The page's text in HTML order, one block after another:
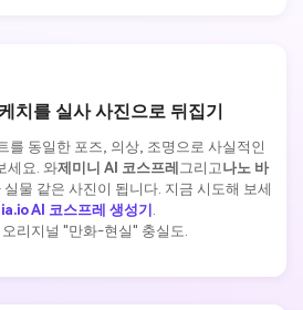
치를 실사 사진으로 뒤집기
를 동일한 포즈, 의상, 조명으로 사실적인
세요. 와제미니 AI 코스프레 그리고 나노 바
물 같은 사진이 됩니다. 지금 시도해 보세
AI 코스프레 생성기
리지널 "만화-현실" 충실도.